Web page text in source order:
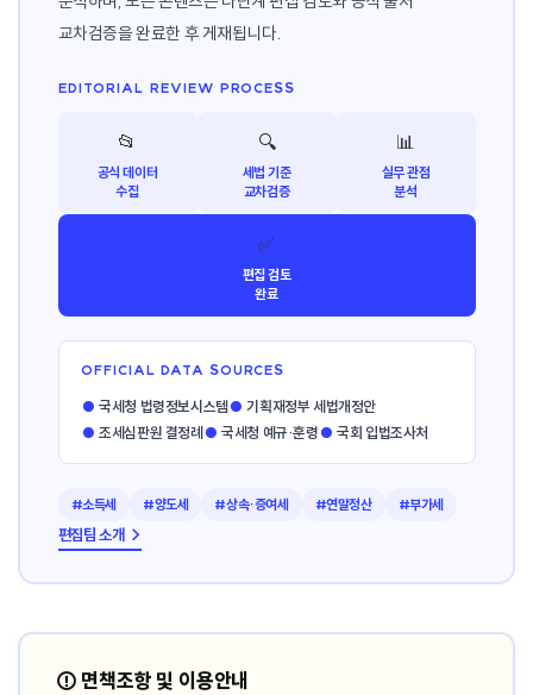
교차검증을 완료한 후 게재됩니다.
EDITORIAL REVIEW PROCESS
📂
공식 데이터
수집
🔍
세법 기준
교차검증
📊
실무 관점
분석
✅
편집 검토
완료
OFFICIAL DATA SOURCES
● 국세청 법령정보시스템● 기획재정부 세법개정안
● 조세심판원 결정례 ● 국세청 예규·훈령● 국회 입법조사처
#소득세 #양도세 #상속·증여세 #연말정산 #부가세
편집팀 소개 →
⚠️ 면책조항 및 이용안내